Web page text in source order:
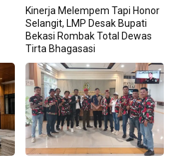
Kinerja Melempem Tapi Honor
Selangit, LMP Desak Bupati
Bekasi Rombak Total Dewas
Tirta Bhagasasi